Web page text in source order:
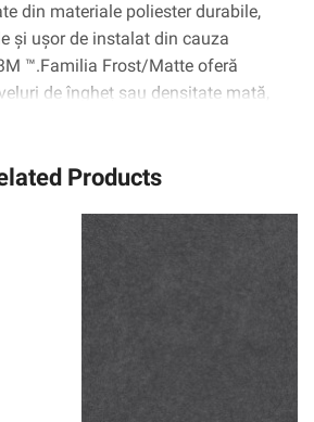
din materiale poliester durabile,
și ușor de instalat din cauza
™.Familia Frost/Matte oferă
de îngheț sau densitate mată,
Products